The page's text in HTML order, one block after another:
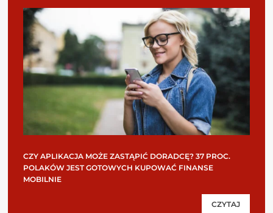
CZY APLIKACJA MOŻE ZASTĄPIĆ DORADCĘ? 37 PROC.
POLAKÓW JEST GOTOWYCH KUPOWAĆ FINANSE
MOBILNIE
CZYTAJ